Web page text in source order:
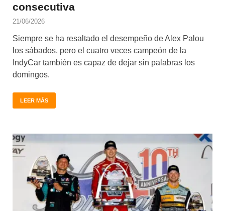
consecutiva
21/06/2026
Siempre se ha resaltado el desempeño de Alex Palou
los sábados, pero el cuatro veces campeón de la
IndyCar también es capaz de dejar sin palabras los
domingos.
LEER MÁS